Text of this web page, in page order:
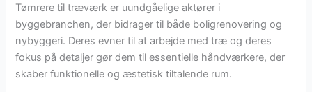
Tømrere til træværk er uundgåelige aktører i
byggebranchen, der bidrager til både boligrenovering og
nybyggeri. Deres evner til at arbejde med træ og deres
fokus på detaljer gør dem til essentielle håndværkere, der
skaber funktionelle og æstetisk tiltalende rum.